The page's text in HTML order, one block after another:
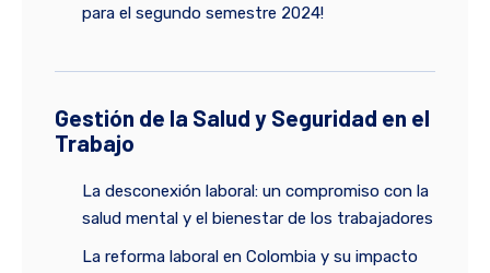
para el segundo semestre 2024!
Gestión de la Salud y Seguridad en el
Trabajo
La desconexión laboral: un compromiso con la
salud mental y el bienestar de los trabajadores
La reforma laboral en Colombia y su impacto